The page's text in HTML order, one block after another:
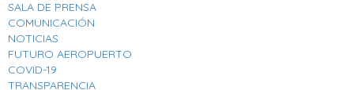
SALA DE PRENSA
COMUNICACIÓN
NOTICIAS
FUTURO AEROPUERTO
COVID-19
TRANSPARENCIA